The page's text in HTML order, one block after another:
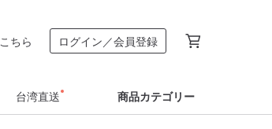
ちら ログイン／会員登録
台湾直送 商品カテゴリー